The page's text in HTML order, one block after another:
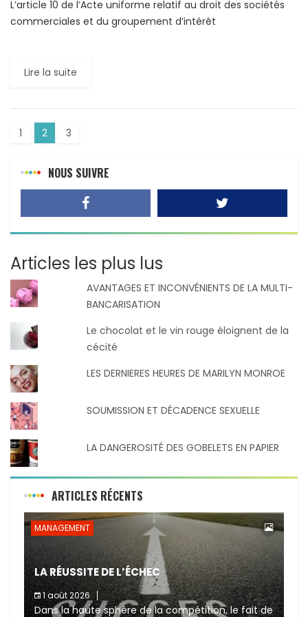
L’article 10 de l’Acte uniforme relatif au droit des sociétés
commerciales et du groupement d’intérêt
Lire la suite
1 2 3
NOUS SUIVRE
Articles les plus lus
AVANTAGES ET INCONVÉNIENTS DE LA MULTI-
BANCARISATION
Le chocolat et le vin rouge éloignent de la
cécité
LES DERNIERES HEURES DE MARILYN MONROE
SOUMISSION ET DÉCADENCE SEXUELLE
LA DANGEROSITÉ DES GOBELETS EN PAPIER
ARTICLES RÉCENTS
MANAGEMENT
LA RÉUSSITE DE L’ÉCHEC
1 août 2026
Dans la haute sphère de la compétition, le fait de